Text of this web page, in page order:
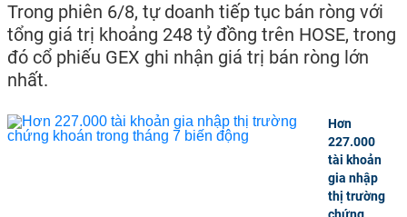
Trong phiên 6/8, tự doanh tiếp tục bán ròng với
tổng giá trị khoảng 248 tỷ đồng trên HOSE, trong
đó cổ phiếu GEX ghi nhận giá trị bán ròng lớn
nhất.
Hơn
227.000
tài khoản
gia nhập
thị trường